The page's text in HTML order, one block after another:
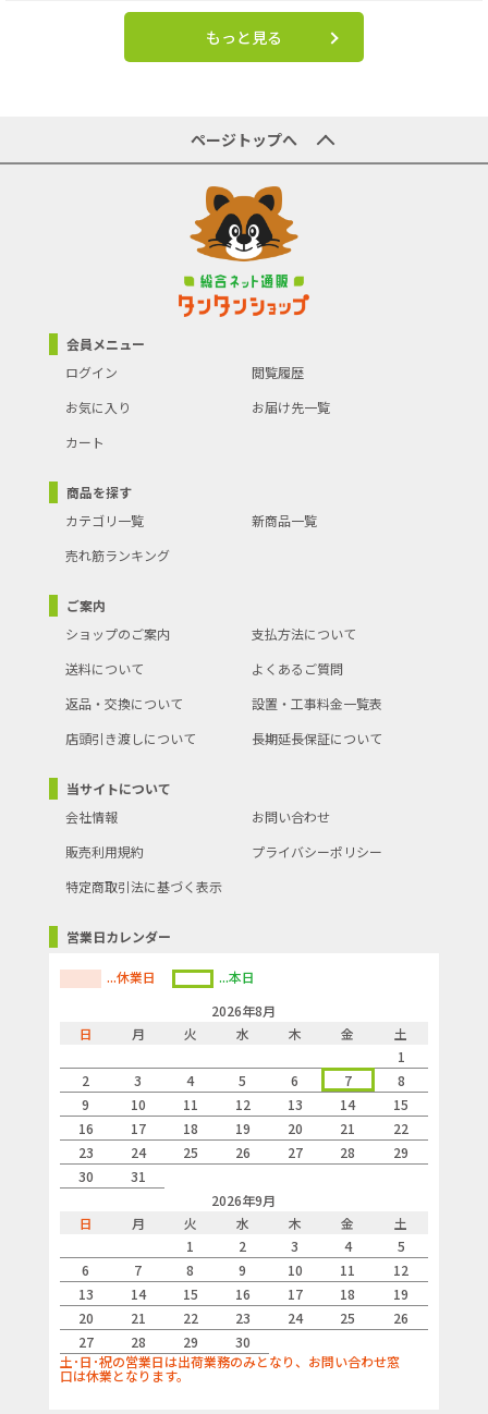
もっと見る
ページトップへ
会員メニュー
ログイン
閲覧履歴
お気に入り
お届け先一覧
カート
商品を探す
カテゴリ一覧
新商品一覧
売れ筋ランキング
ご案内
ショップのご案内
支払方法について
送料について
よくあるご質問
返品・交換について
設置・工事料金一覧表
店頭引き渡しについて
長期延長保証について
当サイトについて
会社情報
お問い合わせ
販売利用規約
プライバシーポリシー
特定商取引法に基づく表示
営業日カレンダー
...休業日
...本日
2026年8月
日
月 火 水 木 金
土
1
2
3 4 5 6 7
8
9
10 11 12 13 14
15
16
17 18 19 20 21
22
23
24 25 26 27 28
29
30
31
2026年9月
日
月 火 水 木 金
土
1
2 3 4
5
6
7 8 9 10 11
12
13
14 15 16 17 18
19
20
21 22 23 24 25
26
27
28 29
30
土･日･祝の営業日は出荷業務のみとなり、お問い合わせ窓
口は休業となります。